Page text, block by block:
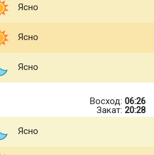
Ясно
Ясно
Ясно
Восход: 06:26
Закат: 20:28
Ясно